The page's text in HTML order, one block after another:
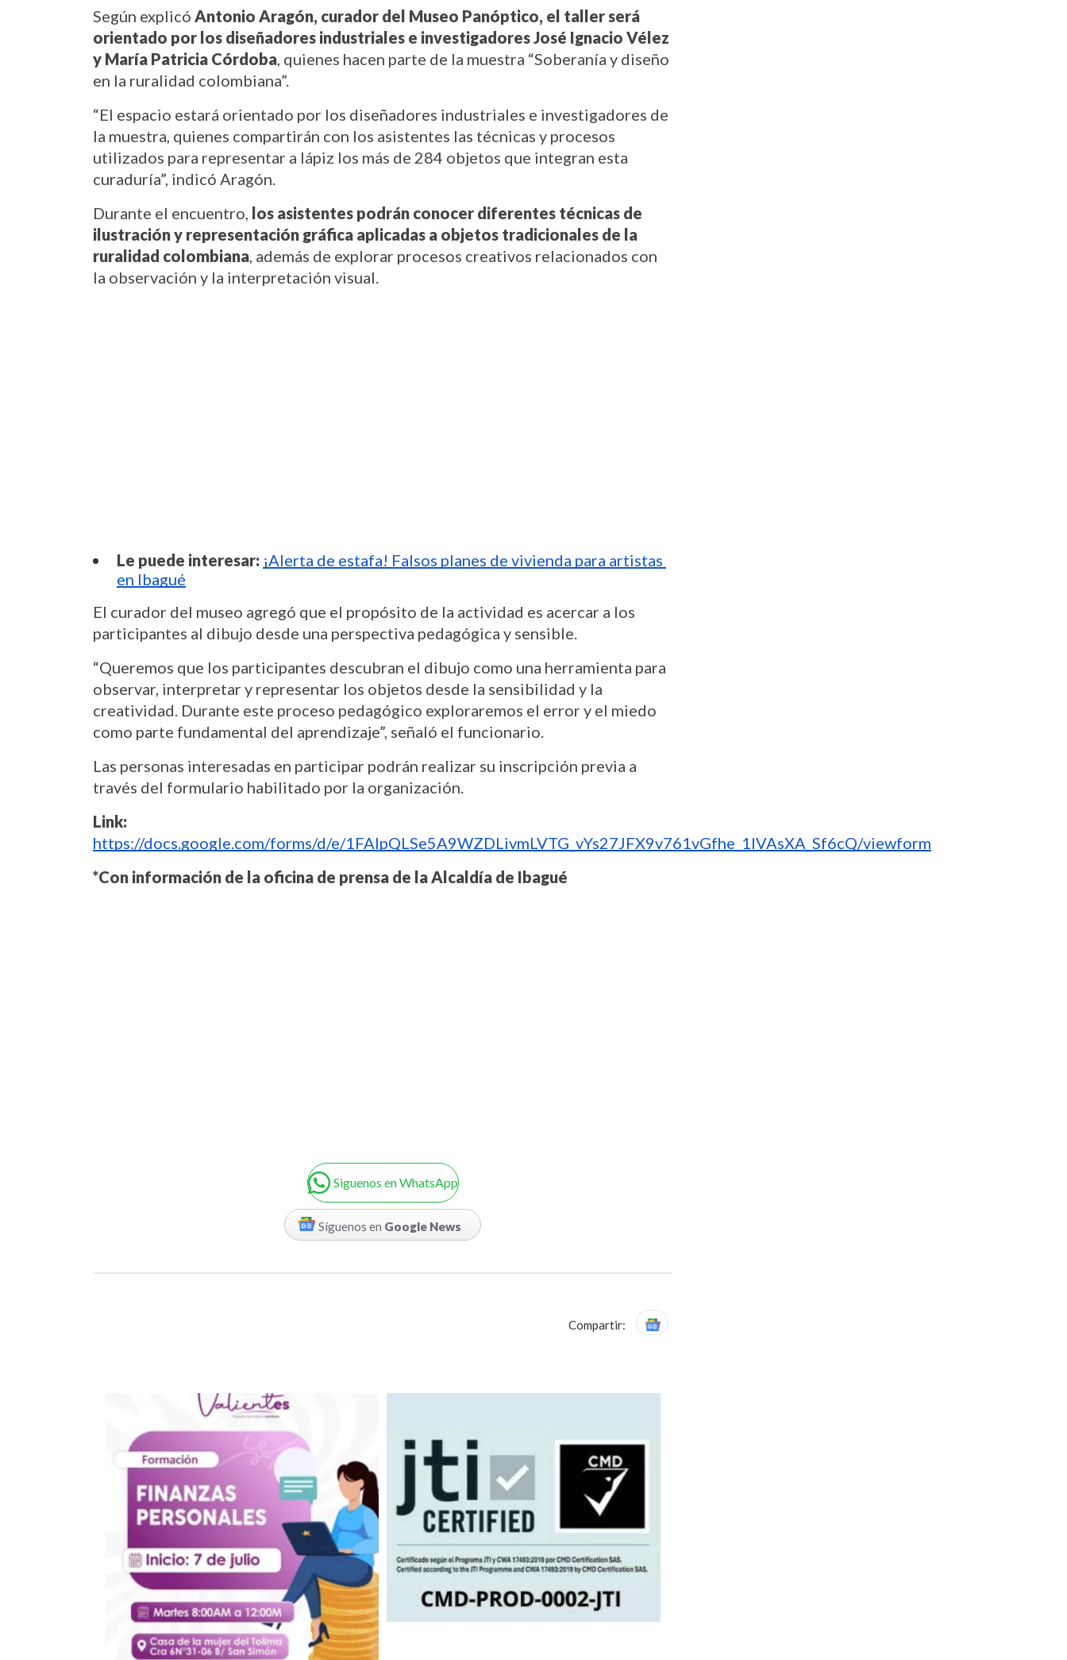
Según explicó Antonio Aragón, curador del Museo Panóptico, el taller será
orientado por los diseñadores industriales e investigadores José Ignacio Vélez
y María Patricia Córdoba, quienes hacen parte de la muestra “Soberanía y diseño
en la ruralidad colombiana”.
“El espacio estará orientado por los diseñadores industriales e investigadores de
la muestra, quienes compartirán con los asistentes las técnicas y procesos
utilizados para representar a lápiz los más de 284 objetos que integran esta
curaduría”, indicó Aragón.
Durante el encuentro, los asistentes podrán conocer diferentes técnicas de
ilustración y representación gráfica aplicadas a objetos tradicionales de la
ruralidad colombiana, además de explorar procesos creativos relacionados con
la observación y la interpretación visual.
Le puede interesar: ¡Alerta de estafa! Falsos planes de vivienda para artistas
en Ibagué
El curador del museo agregó que el propósito de la actividad es acercar a los
participantes al dibujo desde una perspectiva pedagógica y sensible.
“Queremos que los participantes descubran el dibujo como una herramienta para
observar, interpretar y representar los objetos desde la sensibilidad y la
creatividad. Durante este proceso pedagógico exploraremos el error y el miedo
como parte fundamental del aprendizaje”, señaló el funcionario.
Las personas interesadas en participar podrán realizar su inscripción previa a
través del formulario habilitado por la organización.
Link:
https://docs.google.com/forms/d/e/1FAIpQLSe5A9WZDLivmLVTG_vYs27JFX9v761vGfhe_1lVAsXA_Sf6cQ/viewform
*Con información de la oficina de prensa de la Alcaldía de Ibagué
Siguenos en WhatsApp
Síguenos en Google News
Compartir: